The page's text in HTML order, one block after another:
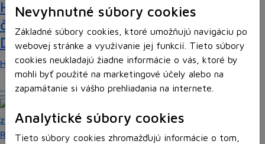
Nevyhnutné súbory cookies
Základné súbory cookies, ktoré umožňujú navigáciu po
webovej stránke a využívanie jej funkcií. Tieto súbory
cookies neukladajú žiadne informácie o vás, ktoré by
mohli byť použité na marketingové účely alebo na
zapamätanie si vášho prehliadania na internete.
Analytické súbory cookies
Tieto súbory cookies zhromažďujú informácie o tom,
Heritage Quest AR: Vráťte sa do
časov, keď Rímska ríša siahala až po
Dunaj
Heritage Quest AR je mobilná hra, ktorá ponúka…
Recenzie